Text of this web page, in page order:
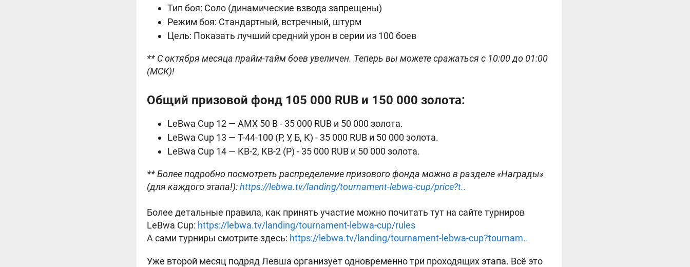
Тип боя: Соло (динамические взвода запрещены)
Режим боя: Стандартный, встречный, штурм
Цель: Показать лучший средний урон в серии из 100 боев
** С октября месяца прайм-тайм боев увеличен. Теперь вы можете сражаться с 10:00 до 01:00
(МСК)!
Общий призовой фонд 105 000 RUB и 150 000 золота:
LeBwa Cup 12 — AMX 50 B - 35 000 RUB и 50 000 золота.
LeBwa Cup 13 — Т-44-100 (Р, У, Б, К) - 35 000 RUB и 50 000 золота.
LeBwa Cup 14 — КВ-2, КВ-2 (Р) - 35 000 RUB и 50 000 золота.
** Более подробно посмотреть распределение призового фонда можно в разделе «Награды»
(для каждого этапа!):https://lebwa.tv/landing/tournament-lebwa-cup/price?t..
Более детальные правила, как принять участие можно почитать тут на сайте турниров
LeBwa Cup: https://lebwa.tv/landing/tournament-lebwa-cup/rules
А сами турниры смотрите здесь: https://lebwa.tv/landing/tournament-lebwa-cup?tournam..
Уже второй месяц подряд Левша организует одновременно три проходящих этапа. Всё это